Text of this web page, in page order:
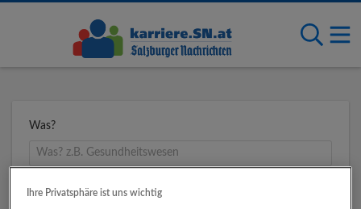
Was?
Wo?
Ihre Privatsphäre ist uns wichtig